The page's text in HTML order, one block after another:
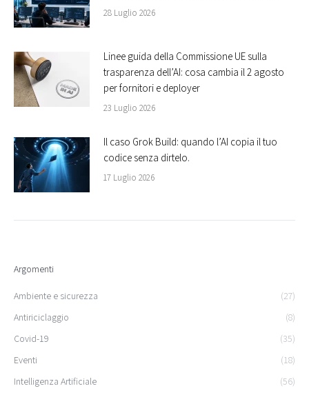
28 Luglio 2026
Linee guida della Commissione UE sulla
trasparenza dell’AI: cosa cambia il 2 agosto
per fornitori e deployer
23 Luglio 2026
Il caso Grok Build: quando l’AI copia il tuo
codice senza dirtelo.
17 Luglio 2026
Argomenti
Ambiente e sicurezza
(27)
Antiriciclaggio
(8)
Covid-19
(35)
Eventi
(18)
Intelligenza Artificiale
(56)